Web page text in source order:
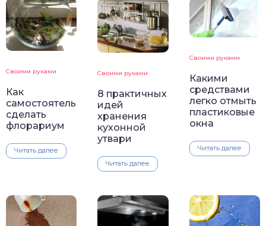
Своими руками
Как
самостоятельно
сделать
флорариум
Читать далее
Своими руками
8 практичных
идей
хранения
кухонной
утвари
Читать далее
Своими руками
Какими
средствами
легко отмыть
пластиковые
окна
Читать далее